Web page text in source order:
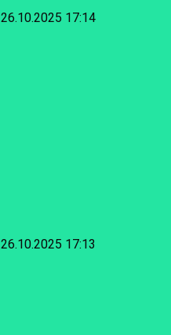
26.10.2025 17:14
26.10.2025 17:13